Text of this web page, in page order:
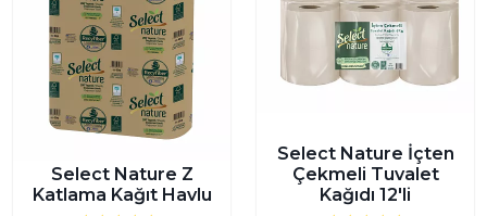
Select Nature Z
Katlama Kağıt Havlu
Select Nature İçten
Çekmeli Tuvalet
Kağıdı 12'li